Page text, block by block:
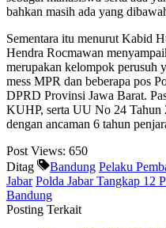
bahkan masih ada yang
Sementara itu menurut Kabid
Hendra Rocmawan
merupakan kelompok perusuh
mess MPR dan beberapa pos
DPRD Provinsi Jawa Barat.
KUHP, serta UU No 24 Tahun
dengan ancaman 6 tahun
Post Views: 650
Ditag
Bandung Pelaku
Jabar Polda Jabar Tangkap 12
Bandung
Posting Terkait